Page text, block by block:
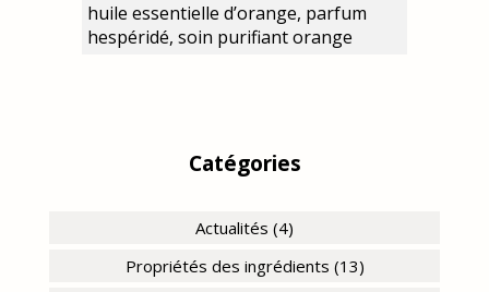
huile essentielle d’orange, parfum
hespéridé, soin purifiant orange
Catégories
Actualités (4)
Propriétés des ingrédients (13)